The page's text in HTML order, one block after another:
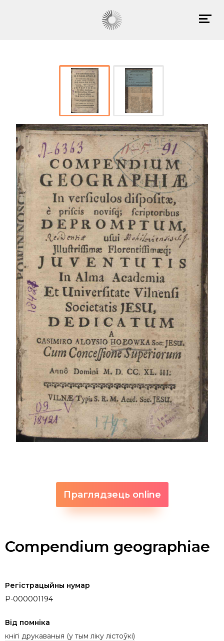
Праглядзець online
Compendium geographiae
Регістрацыйны нумар
P-000001194
Від помніка
кнігі друкаваныя (у тым ліку лістоўкі)